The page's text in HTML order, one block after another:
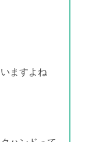
ますよね